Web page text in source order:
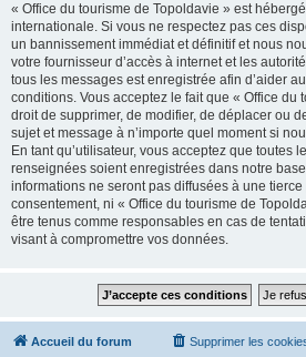
« Office du tourisme de Topoldavie » est
internationale. Si vous ne respectez pas ces
un bannissement immédiat et définitif et nous
votre fournisseur d’accès à internet et les
tous les messages est enregistrée afin d’aider
conditions. Vous acceptez le fait que « Office du
droit de supprimer, de modifier, de déplacer ou
sujet et message à n’importe quel moment si
En tant qu’utilisateur, vous acceptez que toutes
renseignées soient enregistrées dans notre
informations ne seront pas diffusées à une tierce
consentement, ni « Office du tourisme de
être tenus comme responsables en cas de
visant à compromettre vos données.
Accueil du forum Supprimer les